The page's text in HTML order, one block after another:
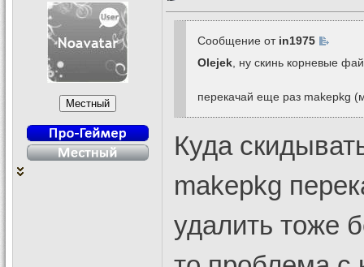
Сообщение от in1975
Olejek , ну скинь корневые
перекачай еще раз makepkg
Куда
makepkg
удалить тоже